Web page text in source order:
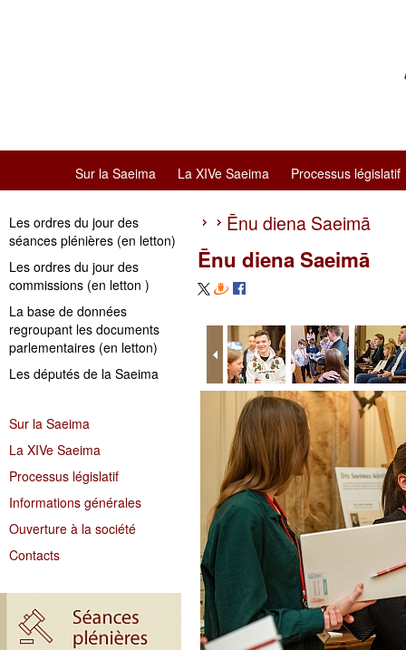
Sur la Saeima La XIVe Saeima Processus législatif
Les ordres du jour des
séances plénières (en letton)
Les ordres du jour des
commissions (en letton )
La base de données
regroupant les documents
parlementaires (en letton)
Les députés de la Saeima
Sur la Saeima
La XIVe Saeima
Processus législatif
Informations générales
Ouverture à la société
Contacts
Ēnu diena Saeimā
Ēnu diena Saeimā